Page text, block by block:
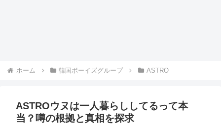
ホーム 韓国ボーイズグループ ASTRO
ASTROウヌは一人暮らししてるって本
当？噂の根拠と真相を探求